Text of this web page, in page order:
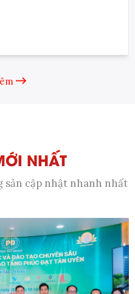
NHẤT
cập nhật nhanh nhất